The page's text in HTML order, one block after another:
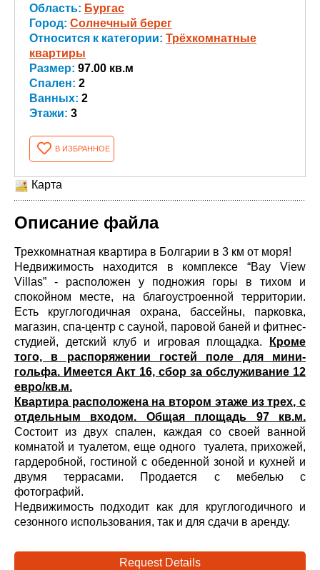
Область: Бургас
Город: Солнечный берег
Относится к категории: Трёхкомнатные
квартиры
Размер: 97.00 кв.м
Спален: 2
Ванных: 2
Этажи: 3
В ИЗБРАННОЕ
Карта
Описание файла
Трехкомнатная квартира в Болгарии в 3 км от моря!
Недвижимость находится в комплексе “Bay View
Villas” - расположен у подножия горы в тихом и
спокойном месте, на благоустроенной территории.
Есть круглогодичная охрана, бассейны, парковка,
магазин, спа-центр с сауной, паровой баней и фитнес-
студией, детский клуб и игровая площадка.
Кроме
того, в распоряжении гостей поле для мини-
гольфа. Имеется Акт 16, сбор за обслуживание 12
евро/кв.м.
Квартира расположена на втором этаже из трех, с
отдельным входом. Общая площадь 97 кв.м.
Состоит из двух спален, каждая со своей ванной
комнатой и туалетом, еще одного туалета, прихожей,
гардеробной, гостиной с обеденной зоной и кухней и
двумя террасами. Продается с мебелью с
фотографий.
Недвижимость подходит как для круглогодичного и
сезонного использования, так и для сдачи в аренду.
Request Details